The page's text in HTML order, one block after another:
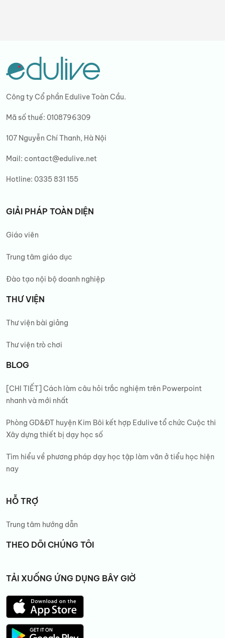
Công ty Cổ phần Edulive Toàn Cầu.
Mã số thuế: 0108796309
107 Nguyễn Chí Thanh, Hà Nội
Mail: contact@edulive.net
Hotline: 0335 831 155
GIẢI PHÁP TOÀN DIỆN
Giáo viên
Trung tâm giáo dục
Đào tạo nội bộ doanh nghiệp
THƯ VIỆN
Thư viện bài giảng
Thư viện trò chơi
BLOG
[CHI TIẾT] Cách làm câu hỏi trắc nghiệm trên Powerpoint
nhanh và mới nhất
Phòng GD&ĐT huyện Kim Bôi kết hợp Edulive tổ chức Cuộc thi
Xây dựng thiết bị dạy học số
Tìm hiểu về phương pháp dạy học tập làm văn ở tiểu học hiện
nay
HỖ TRỢ
Trung tâm hướng dẫn
THEO DÕI CHÚNG TÔI
TẢI XUỐNG ỨNG DỤNG BÂY GIỜ